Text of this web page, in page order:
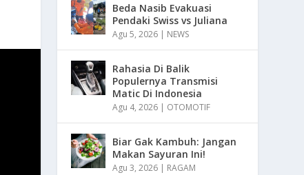
Beda Nasib Evakuasi
Pendaki Swiss vs Juliana
Agu 5, 2026 | NEWS
Rahasia Di Balik
Populernya Transmisi
Matic Di Indonesia
Agu 4, 2026 | OTOMOTIF
Biar Gak Kambuh: Jangan
Makan Sayuran Ini!
Agu 3, 2026 | RAGAM